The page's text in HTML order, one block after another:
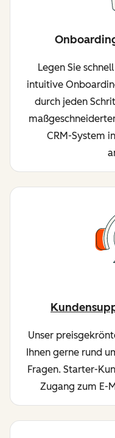
Legen Sie
intuitive
durch jeden
CRM-System
Unser
Ihnen gerne rund
Fragen. Starter-
Zugang zum E-